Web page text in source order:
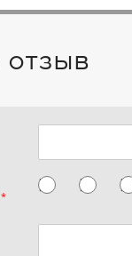
*